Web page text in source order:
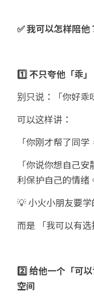
✅ 我可以怎样陪他
1️⃣ 不只夸他「乖
别只说：「你好乖
可以这样讲：
「你刚才帮了同
「你说你想自己
利保护自己的情绪
💡 小火小朋友要学
而是 「我可以有
2️⃣ 给他一个「可
空间